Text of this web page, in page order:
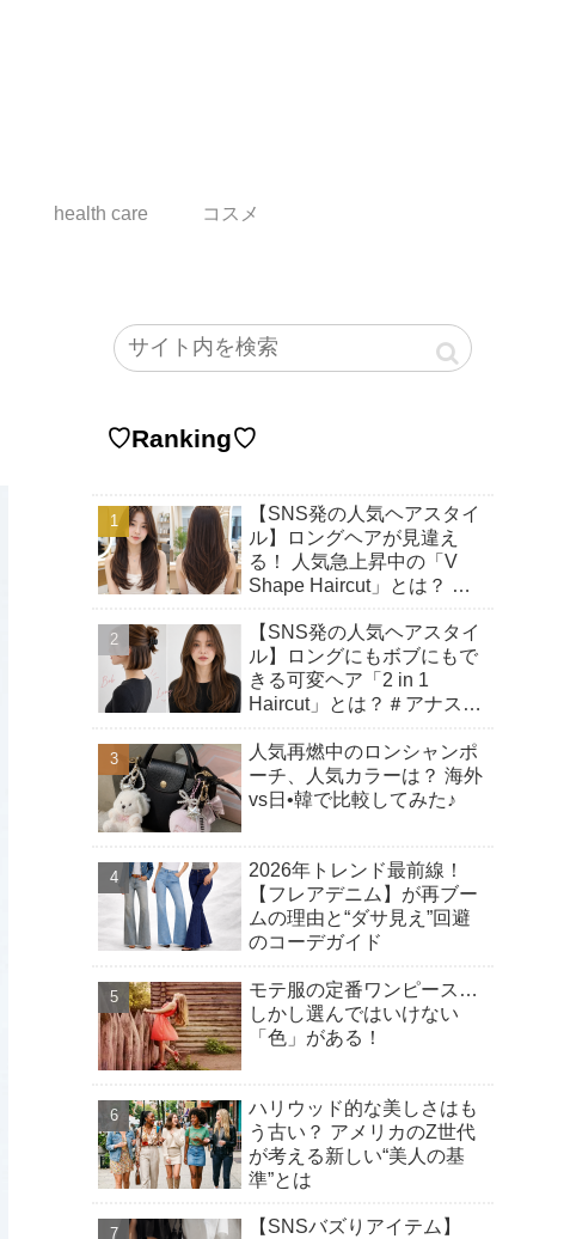
health care コスメ
♡Ranking♡
【SNS発の人気ヘアスタイ
ル】ロングヘアが見違え
る！ 人気急上昇中の「V
Shape Haircut」とは？ ア
由♡
【SNS発の人気ヘアスタイ
ル】ロングにもボブにもで
きる可変ヘア「2 in 1
Haircut」とは？＃アナスタ
人気再燃中のロンシャンポ
ーチ、人気カラーは？ 海外
vs日•韓で比較してみた♪
2026年トレンド最前線！
【フレアデニム】が再ブー
ムの理由と“ダサ見え”回避
のコーデガイド
モテ服の定番ワンピース…
しかし選んではいけない
「色」がある！
ハリウッド的な美しさはも
う古い？ アメリカのZ世代
が考える新しい“美人の基
準”とは
【SNSバズりアイテム】